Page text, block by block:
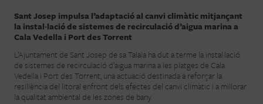
Sant Josep impulsa l’adaptació al canvi climàtic mitjançant
la instal·lació de sistemes de recirculació d’aigua marina a
Cala Vedella i Port des Torrent
L’Ajuntament de Sant Josep de sa Talaia ha dut a terme la instal·lació
de sistemes de recirculació d’aigua marina a les platges de Cala
Vedella i Port des Torrent, una actuació destinada a reforçar la
resiliència del litoral enfront dels efectes del canvi climàtic i a millorar
la qualitat ambiental de les zones de bany.